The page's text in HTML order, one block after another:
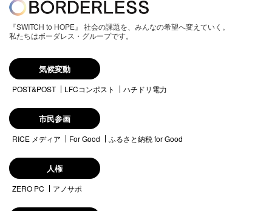
『SWITCH to HOPE』 社会の課題を、みんなの希望へ変えていく。
私たちはボーダレス・グループです。
気候変動
POST&POST LFCコンポスト ハチドリ電力
市民参画
RICE メディア For Good ふるさと納税 for Good
人権
ZERO PC アノサポ